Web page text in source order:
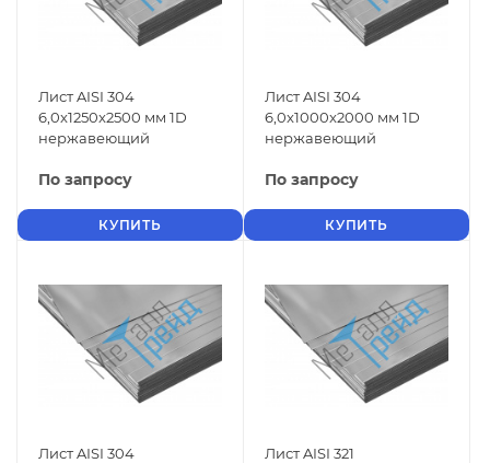
Лист AISI 304
6,0x1250x2500 мм 1D
нержавеющий
По запросу
КУПИТЬ
Лист AISI 304
6,0x1000x2000 мм 1D
нержавеющий
По запросу
КУПИТЬ
Лист AISI 304
Лист AISI 321